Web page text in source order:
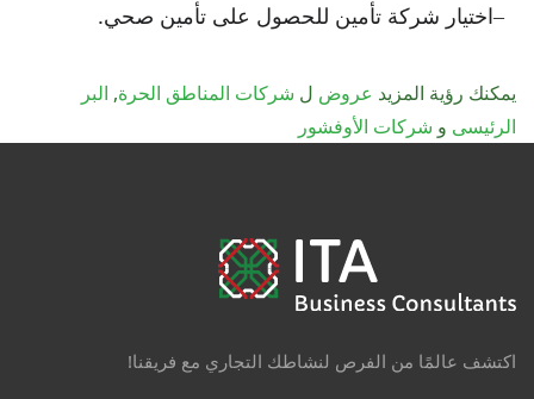
اختيار شركة تأمين للحصول على تأمين صحي.
يمكنك رؤية المزيد عروض ل شركات المناطق الحرة, البر
الرئيسى و شركات الأوفشور
اكتشف عالمًا من الفرص لنشاطك التجاري مع فريقنا!